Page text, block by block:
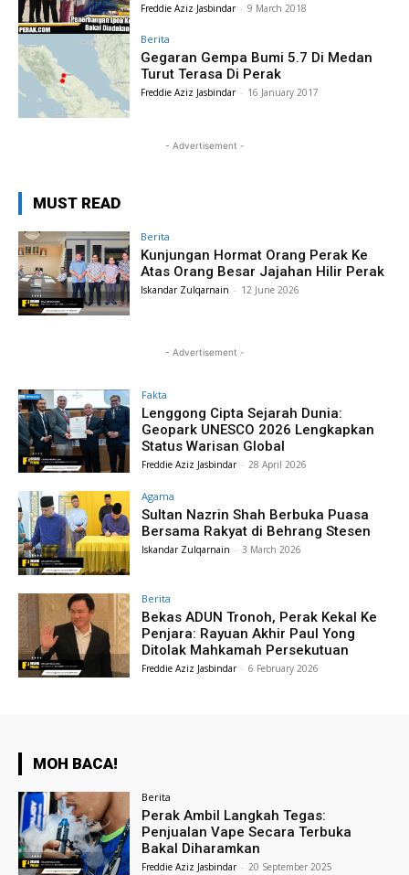
Freddie Aziz Jasbindar - 9 March 2018
Berita
Gegaran Gempa Bumi 5.7 Di Medan
Turut Terasa Di Perak
Freddie Aziz Jasbindar - 16 January 2017
- Advertisement -
MUST READ
Berita
Kunjungan Hormat Orang Perak Ke
Atas Orang Besar Jajahan Hilir Perak
Iskandar Zulqarnain - 12 June 2026
- Advertisement -
Fakta
Lenggong Cipta Sejarah Dunia:
Geopark UNESCO 2026 Lengkapkan
Status Warisan Global
Freddie Aziz Jasbindar - 28 April 2026
Agama
Sultan Nazrin Shah Berbuka Puasa
Bersama Rakyat di Behrang Stesen
Iskandar Zulqarnain - 3 March 2026
Berita
Bekas ADUN Tronoh, Perak Kekal Ke
Penjara: Rayuan Akhir Paul Yong
Ditolak Mahkamah Persekutuan
Freddie Aziz Jasbindar - 6 February 2026
MOH BACA!
Berita
Perak Ambil Langkah Tegas:
Penjualan Vape Secara Terbuka
Bakal Diharamkan
Freddie Aziz Jasbindar - 20 September 2025